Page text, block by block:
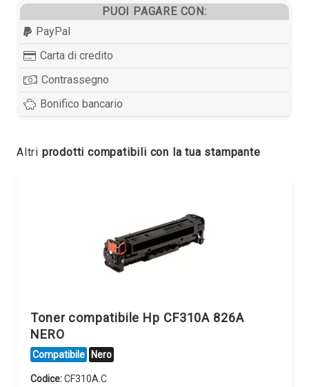
PUOI PAGARE CON:
PayPal
Carta di credito
Contrassegno
Bonifico bancario
Altri prodotti compatibili con la tua stampante
Toner compatibile Hp CF310A 826A
NERO
Compatibile Nero
Codice:CF310A.C